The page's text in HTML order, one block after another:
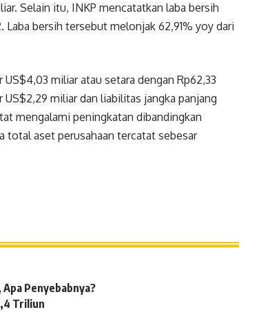
Selain itu, INKP mencatatkan laba bersih
Laba bersih tersebut melonjak 62,91% yoy dari
miliar atau setara dengan Rp62,33
miliar dan liabilitas jangka panjang
mengalami peningkatan dibandingkan
total aset perusahaan tercatat sebesar
Penyebabnya?
Triliun